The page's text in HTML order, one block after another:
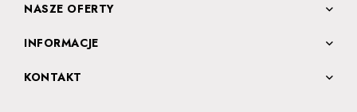
NASZE OFERTY
INFORMACJE
KONTAKT